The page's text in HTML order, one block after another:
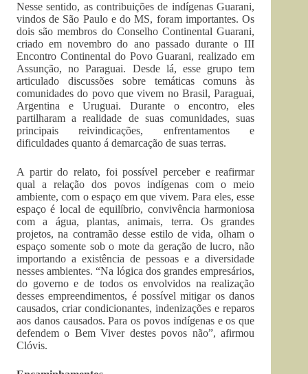
Nesse sentido, as contribuições de indígenas Guarani,
vindos de São Paulo e do MS, foram importantes. Os
dois são membros do Conselho Continental Guarani,
criado em novembro do ano passado durante o III
Encontro Continental do Povo Guarani, realizado em
Assunção, no Paraguai. Desde lá, esse grupo tem
articulado discussões sobre temáticas comuns às
comunidades do povo que vivem no Brasil, Paraguai,
Argentina e Uruguai. Durante o encontro, eles
partilharam a realidade de suas comunidades, suas
principais reivindicações, enfrentamentos e
dificuldades quanto á demarcação de suas terras.
A partir do relato, foi possível perceber e reafirmar
qual a relação dos povos indígenas com o meio
ambiente, com o espaço em que vivem. Para eles, esse
espaço é local de equilíbrio, convivência harmoniosa
com a água, plantas, animais, terra. Os grandes
projetos, na contramão desse estilo de vida, olham o
espaço somente sob o mote da geração de lucro, não
importando a existência de pessoas e a diversidade
nesses ambientes. “Na lógica dos grandes empresários,
do governo e de todos os envolvidos na realização
desses empreendimentos, é possível mitigar os danos
causados, criar condicionantes, indenizações e reparos
aos danos causados. Para os povos indígenas e os que
defendem o Bem Viver destes povos não”, afirmou
Clóvis.